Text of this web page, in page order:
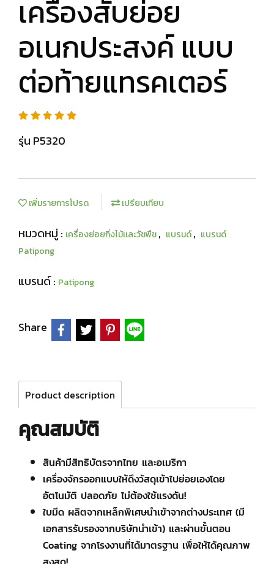
เครื่องสับย่อย
อเนกประสงค์ แบบ
ต่อท้ายแทรคเตอร์
รุ่น P5320
เพิ่มรายการโปรด เปรียบเทียบ
หมวดหมู่ : เครื่องย่อยกิ่งไม้เเละวัชพืช, แบรนด์, แบรนด์
Patipong
แบรนด์ : Patipong
Share
Product description
คุณสมบัติ
สินค้ามีสิทธิบัตรจากไทย และอเมริกา
เครื่องจักรออกแบบให้ดึงวัสดุเข้าไปย่อยเองโดย
อัตโนมัติ ปลอดภัย ไม่ต้องใช้แรงดัน!
ใบมีด ผลิตจากเหล็กพิเศษนำเข้าจากต่างประเทศ (มี
เอกสารรับรองจากบริษัทนำเข้า) และผ่านขั้นตอน
Coating จากโรงงานที่ได้มาตรฐาน เพื่อให้ได้คุณภาพ